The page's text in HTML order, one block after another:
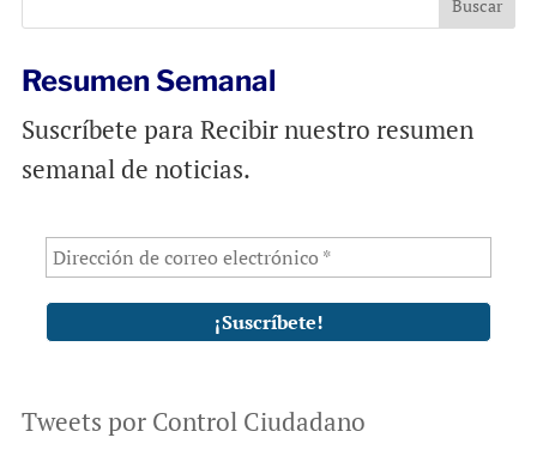
Resumen Semanal
Suscríbete para Recibir nuestro resumen
semanal de noticias.
Tweets por Control Ciudadano